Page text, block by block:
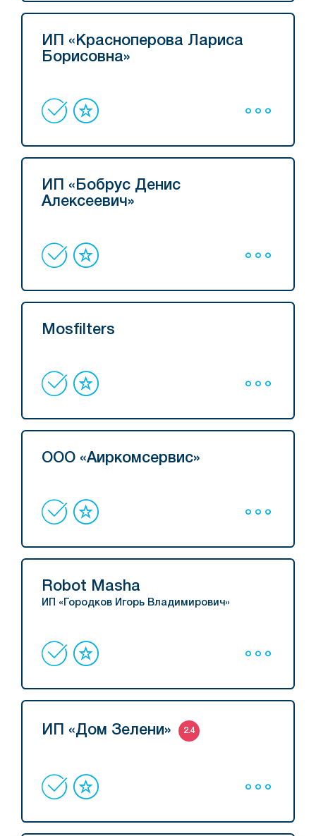
ИП «Красноперова Лариса
Борисовна»
ИП «Бобрус Денис
Алексеевич»
Mosfilters
ООО «Аиркомсервис»
Robot Masha
ИП «Городков Игорь Владимирович»
ИП «Дом Зелени» 2.4